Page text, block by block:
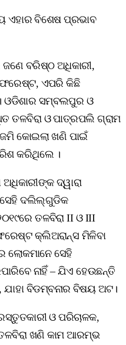
ଏହାର ବିଶେଷ ପ୍ରଭାବ
ବରିଷ୍ଠ ଅଧିକାରୀ,
ଏପରି କିଛି
ଓଡିଶାର ସମ୍ବଲପୁର ଓ
ତଳବିରା ଓ ପାତ୍ରପଲି ଗ୍ରାମ
କୋଇଲା ଖଣି ପାଇଁ
କରିଥିଲେ ।
ଦ୍ୱାରା
ସେହି ଦଲିଲ୍‌ଗୁଡିକ
ତଳବିରା II ଓ III
କ୍ଲିଅରାନ୍ସ ମିଳିବା
ଲୋକମାନେ ସେହି
ନାହିଁ – ଯିଏ ହେଉଛନ୍ତି
ବିଡମ୍ବନାର ବିଷୟ ଅଟ।
ଓ ପରିଚାଳକ,
ଖଣି କାମ ଆରମ୍ଭ